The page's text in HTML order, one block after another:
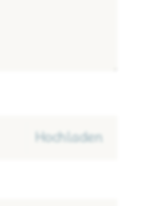
Hochladen